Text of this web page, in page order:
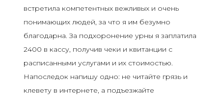
встретила компетентных вежливых и очень
понимающих людей, за что я им безумно
благодарна. За подхоронение урны я заплатила
2400 в кассу, получив чеки и квитанции с
расписанными услугами и их стоимостью.
Напоследок напишу одно: не читайте грязь и
клевету в интернете, а подъезжайте